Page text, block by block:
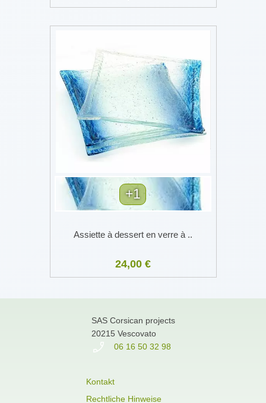
+1
Assiette à dessert en verre à ..
24,00 €
SAS Corsican projects
20215 Vescovato
06 16 50 32 98
Kontakt
Rechtliche Hinweise